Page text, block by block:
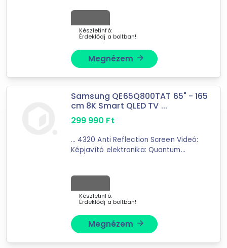
Forgalmazók
Extreme Digital
GRX ELEKTRO OUTLET
Készletinfó:
Érdeklődj a boltban!
Megnézem arrow_forward
Samsung QE65Q800TAT 65" - 165
cm 8K Smart QLED TV ...
299 990 Ft
... 4320 Anti Reflection Screen Videó:
Képjavító elektronika: Quantum
Range): Quantum HDR ...
Készletinfó:
Érdeklődj a boltban!
Megnézem arrow_forward